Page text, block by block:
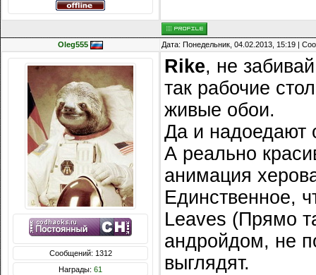
Oleg555 Дата: Понедельник, 04.02.2013, 15:19 |
Сообщений: 1312
Награды: 61
Rike, не
так рабочие
живые обои.
Да и
А реально
анимация
Единственное,
Leaves (Прямо
андройдом, не
выглядят.